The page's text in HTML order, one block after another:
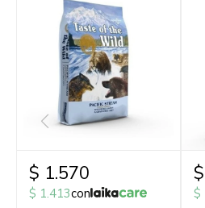
$ 1.570
$ 1.413con
$
$